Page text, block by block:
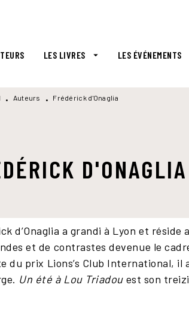
LES LIVRES arrow_drop_down LES ÉVÉNEMENTS
• Auteurs • Frédérick d'Onaglia
D'ONAGLIA
d’Onaglia a grandi à Lyon et
et de contrastes devenue le
du prix Lions’s Club International,
Un été à Lou Triadouest son